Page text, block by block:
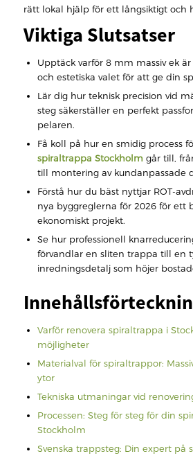
rätt lokal hjälp för ett långsiktigt och
Viktiga Slutsatser
Upptäck varför 8 mm massiv ek
och estetiska valet för att ge din
Lär dig hur teknisk precision vid
steg säkerställer en perfekt
pelaren.
Få koll på hur en smidig process
spiraltrappa Stockholm går till,
till montering av kundanpassade
Förstå hur du bäst nyttjar ROT-
nya byggreglerna för 2026 för ett
ekonomiskt projekt.
Se hur professionell
förvandlar en sliten trappa till en
inredningsdetalj som höjer
Varför renovera spiraltrappa i
möjligheter
Materialval för spiraltrappor:
ytor
Tekniska utmaningar vid
Processen: Steg för steg för din
Stockholm
Svenska trappsteg: Din expert på